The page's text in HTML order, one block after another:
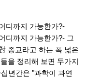
디까지 가능한가?-
디까지 가능한가?- 그
종교라고 하는 폭 넒은
을 정리해 보면 두가지
년간은 "과학이 과연